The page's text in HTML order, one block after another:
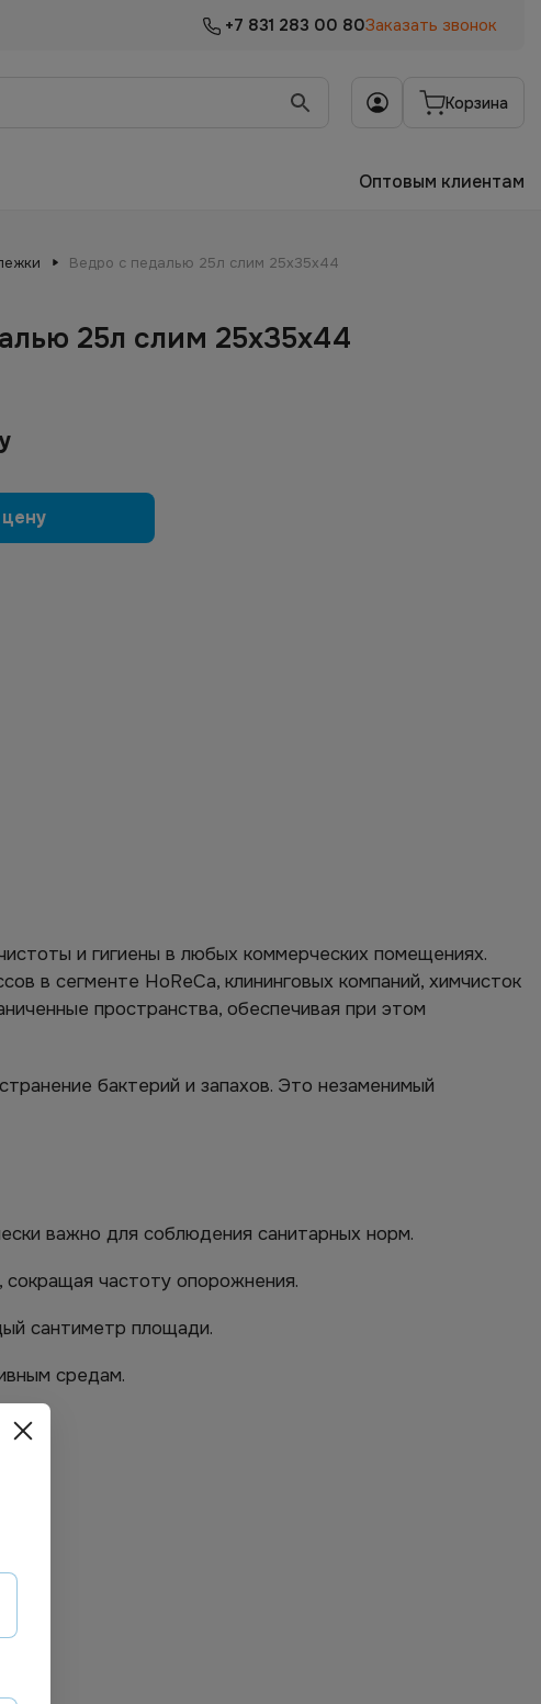
+7 831 283 00 80Заказать звонок
Корзина
Оптовым клиентам
Ведро с педалью 25л слим 25х35х44
25л слим 25х35х44
и гигиены в любых коммерческих помещениях.
в сегменте HoReCa, клининговых компаний, химчисток
пространства, обеспечивая при этом
бактерий и запахов. Это незаменимый
важно для соблюдения санитарных норм.
частоту опорожнения.
сантиметр площади.
средам.